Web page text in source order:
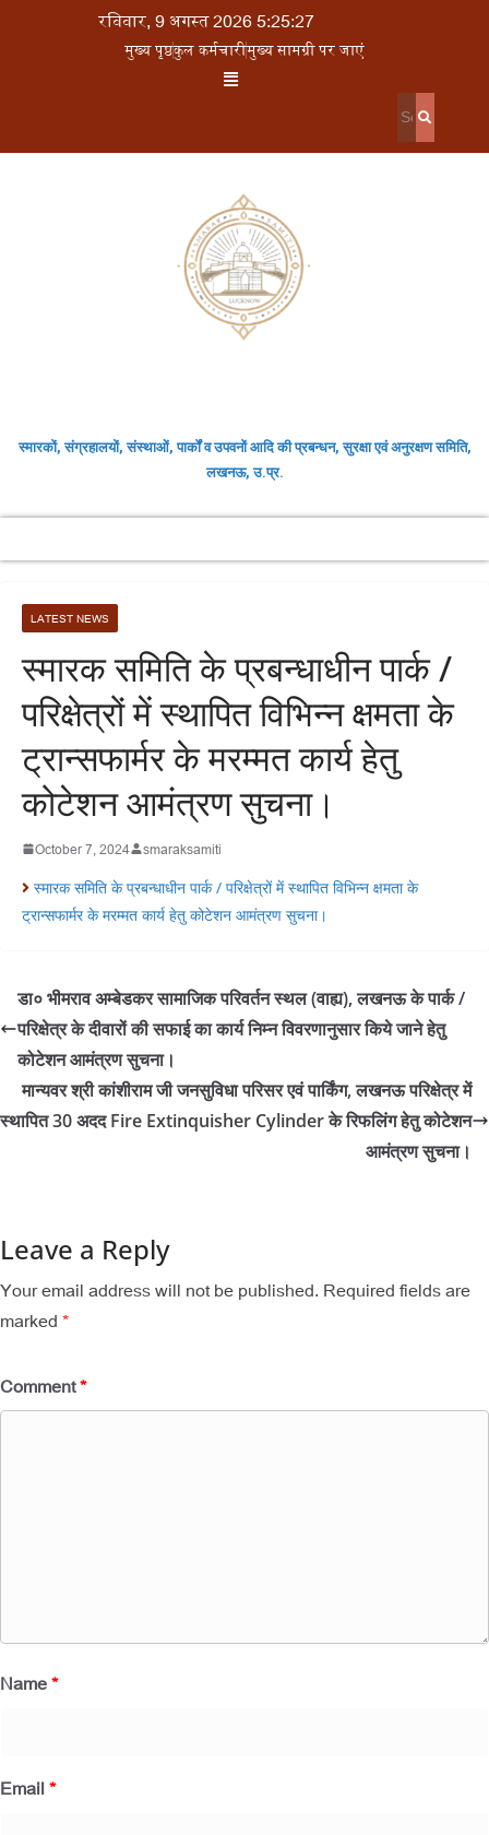
रविवार, 9 अगस्त 2026 5:25:27
मुख्य पृष्ठकुल कर्मचारीमुख्य सामग्री पर जाएं
स्मारकों, संग्रहालयों, संस्थाओं, पार्कों व उपवनों आदि की प्रबन्धन, सुरक्षा एवं अनुरक्षण समिति,
लखनऊ, उ.प्र.
LATEST NEWS
स्मारक समिति के प्रबन्धाधीन पार्क /
परिक्षेत्रों में स्थापित विभिन्न क्षमता के
ट्रान्सफार्मर के मरम्मत कार्य हेतु
कोटेशन आमंत्रण सुचना।
October 7, 2024 smaraksamiti
स्मारक समिति के प्रबन्धाधीन पार्क / परिक्षेत्रों में स्थापित विभिन्न क्षमता के
ट्रान्सफार्मर के मरम्मत कार्य हेतु कोटेशन आमंत्रण सुचना।
डा० भीमराव अम्बेडकर सामाजिक परिवर्तन स्थल (वाह्य), लखनऊ के पार्क /
परिक्षेत्र के दीवारों की सफाई का कार्य निम्न विवरणानुसार किये जाने हेतु
कोटेशन आमंत्रण सुचना।
मान्यवर श्री कांशीराम जी जनसुविधा परिसर एवं पार्किंग, लखनऊ परिक्षेत्र में
स्थापित 30 अदद Fire Extinquisher Cylinder के रिफलिंग हेतु कोटेशन
आमंत्रण सुचना।
Leave a Reply
Your email address will not be published. Required fields are
marked *
Comment*
Name*
Email*